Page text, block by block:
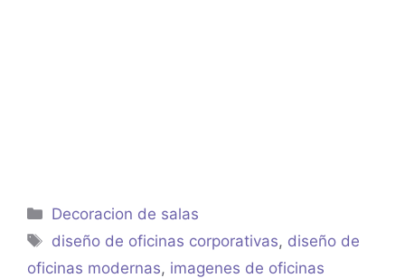
Categorías
Decoracion de salas
Etiquetas
diseño de oficinas corporativas, diseño de
oficinas modernas, imagenes de oficinas